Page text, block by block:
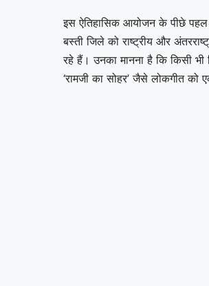
इस ऐतिहासिक आयोजन के पीछे
बस्ती जिले को राष्ट्रीय और
रहे हैं। उनका मानना है कि किसी
‘रामजी का सोहर’ जैसे लोकगीत